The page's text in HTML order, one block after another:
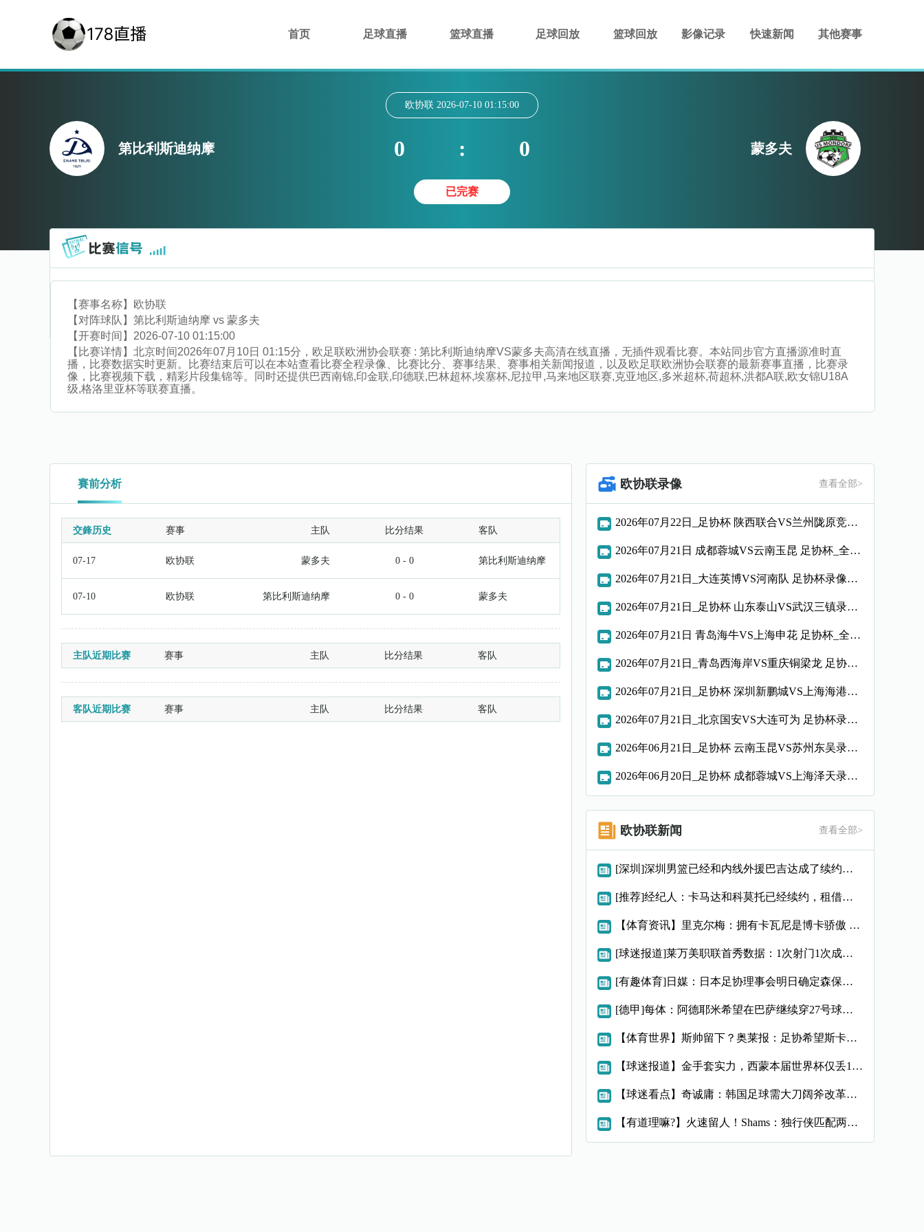
首页 足球直播 篮球直播 足球回放 篮球回放 影像记录 快速新闻 其他赛事
第比利斯迪纳摩
欧协联 2026-07-10 01:15:00
0 : 0
已完赛
蒙多夫
【赛事名称】 欧协联
【对阵球队】 第比利斯迪纳摩 vs 蒙多夫
【开赛时间】 2026-07-10 01:15:00
【比赛详情】 北京时间2026年07月10日 01:15分，欧足联欧洲协会联赛 : 第比利斯迪纳摩VS蒙多夫高清在线直播，无插件观看比赛。本站同步官方直播源准时直
播，比赛数据实时更新。比赛结束后可以在本站查看比赛全程录像、比赛比分、赛事结果、赛事相关新闻报道，以及欧足联欧洲协会联赛的最新赛事直播，比赛录
像，比赛视频下载，精彩片段集锦等。同时还提供巴西南锦,印金联,印德联,巴林超杯,埃塞杯,尼拉甲,马来地区联赛,克亚地区,多米超杯,荷超杯,洪都A联,欧女锦U18A
级,格洛里亚杯等联赛直播。
賽前分析
交鋒历史 赛事 主队 比分结果 客队
07-17 欧协联 蒙多夫 0 - 0 第比利斯迪纳摩
07-10 欧协联 第比利斯迪纳摩 0 - 0 蒙多夫
主队近期比赛 赛事 主队 比分结果 客队
客队近期比赛 赛事 主队 比分结果 客队
欧协联录像 查看全部>
2026年07月22日_足协杯 陕西联合VS兰州陇原竞技录像_全场录像【全场回放】
2026年07月21日 成都蓉城VS云南玉昆 足协杯_全场录像【视频集锦】
2026年07月21日_大连英博VS河南队 足协杯录像_全场录像【高清回放】
2026年07月21日_足协杯 山东泰山VS武汉三镇录像_全场录像【视频集锦】
2026年07月21日 青岛海牛VS上海申花 足协杯_全场录像【视频集锦】
2026年07月21日_青岛西海岸VS重庆铜梁龙 足协杯录像_全场录像【视频集锦】
2026年07月21日_足协杯 深圳新鹏城VS上海海港录像_全场录像【高清回放】
2026年07月21日_北京国安VS大连可为 足协杯录像_高清录像【全场回放】
2026年06月21日_足协杯 云南玉昆VS苏州东吴录像_高清录像【全场回放】
2026年06月20日_足协杯 成都蓉城VS上海泽天录像_全场录像【视频集锦】
欧协联新闻 查看全部>
[深圳]深圳男篮已经和内线外援巴吉达成了续约一致
[推荐]经纪人：卡马达和科莫托已经续约，租借？目前的想法是留
【体育资讯】里克尔梅：拥有卡瓦尼是博卡骄傲 斯卡洛尼是史上最
[球迷报道]莱万美职联首秀数据：1次射门1次成功过人预期进球
[有趣体育]日媒：日本足协理事会明日确定森保一续约半年，提案
[德甲]每体：阿德耶米希望在巴萨继续穿27号球衣，但西甲规则
【体育世界】斯帅留下？奥莱报：足协希望斯卡洛尼继续执教，相信
【球迷报道】金手套实力，西蒙本届世界杯仅丢1球，近16场代表
【球迷看点】奇诚庸：韩国足球需大刀阔斧改革，从业者必须清醒过
【有道理嘛?】火速留人！Shams：独行侠匹配两年470万报